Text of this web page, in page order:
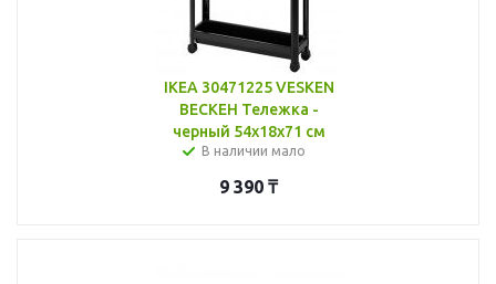
IKEA 30471225 VESKEN
ВЕСКЕН Тележка -
черный 54x18x71 см
В наличии мало
9 390 ₸